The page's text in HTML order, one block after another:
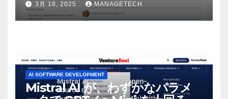
3月 18, 2025 MANAGETECH
AI SOFTWARE DEVELOPMENT
Mistral AI が、わずかなパラメ